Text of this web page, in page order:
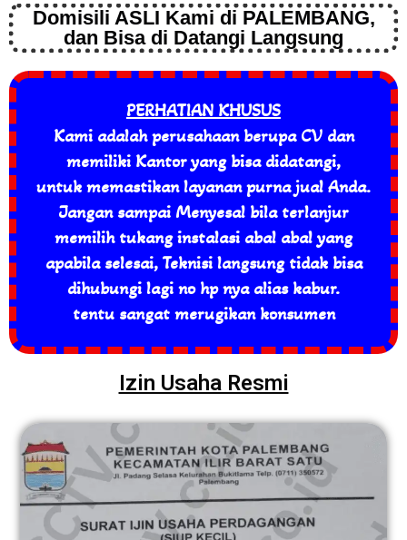
Domisili ASLI Kami di PALEMBANG,
dan Bisa di Datangi Langsung
PERHATIAN KHUSUS
Kami adalah perusahaan berupa CV dan
memiliki Kantor yang bisa didatangi,
untuk memastikan layanan purna jual Anda.
Jangan sampai Menyesal bila terlanjur
memilih tukang instalasi abal abal yang
apabila selesai, Teknisi langsung tidak bisa
dihubungi lagi no hp nya alias kabur.
tentu sangat merugikan konsumen
Izin Usaha Resmi